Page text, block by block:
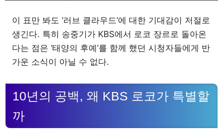
이 표만 봐도 ‘러브 클라우드’에 대한 기대감이 저절로
생긴다. 특히 송중기가 KBS에서 로코 장르로 돌아온
다는 점은 ‘태양의 후예’를 함께 했던 시청자들에게 반
가운 소식이 아닐 수 없다.
10년의 공백, 왜 KBS 로코가 특별할
까